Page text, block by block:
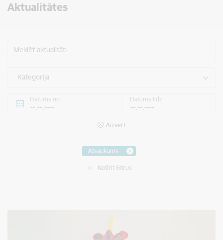
Aktualitātes
Meklēt aktualitāti
Kategorija
Datums no Datums līdz
Aizvērt
Atsaukums
Notīrīt filtrus